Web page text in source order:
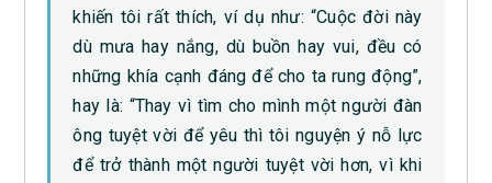
khiến tôi rất thích, ví dụ như: “Cuộc đời này
dù mưa hay nắng, dù buồn hay vui, đều có
những khía cạnh đáng để cho ta rung động”,
hay là: “Thay vì tìm cho mình một người đàn
ông tuyệt vời để yêu thì tôi nguyện ý nỗ lực
để trở thành một người tuyệt vời hơn, vì khi